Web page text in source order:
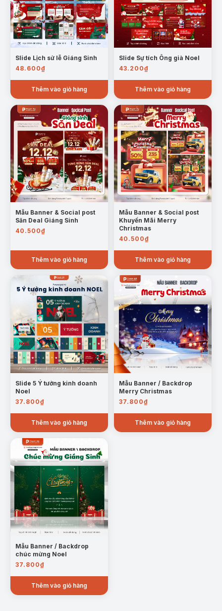
Slide Lịch sử lễ Giáng Sinh
48.600₫
Thêm vào giỏ hàng
Slide Sự tích Ông già Noel
43.200₫
Thêm vào giỏ hàng
Mẫu Banner & Social post
Săn Deal Giáng Sinh
40.500₫
Thêm vào giỏ hàng
Mẫu Banner & Social post
Khuyến Mãi Merry
Christmas
40.500₫
Thêm vào giỏ hàng
Slide 5 Ý tưởng kinh doanh
Noel
37.800₫
Thêm vào giỏ hàng
Mẫu Banner / Backdrop
Merry Christmas
37.800₫
Thêm vào giỏ hàng
Mẫu Banner / Backdrop
chúc mừng Noel
37.800₫
Thêm vào giỏ hàng